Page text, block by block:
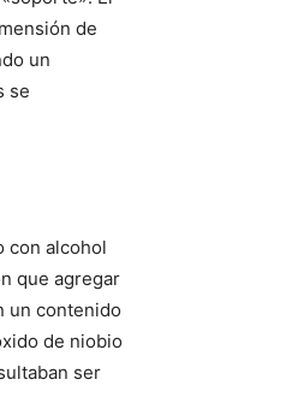
de
un
se
con alcohol
que agregar
un contenido
de niobio
ser